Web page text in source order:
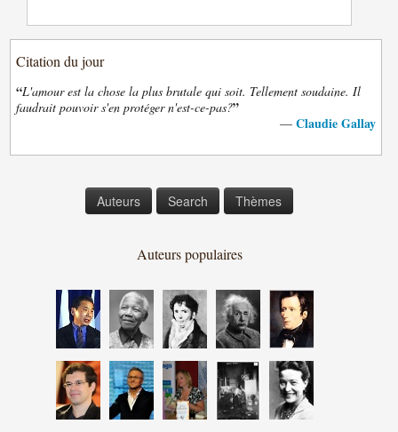
Citation du jour
“L'amour est la chose la plus brutale qui soit. Tellement soudaine. Il
faudrait pouvoir s'en protéger n'est-ce-pas?”
— Claudie Gallay
Auteurs Search Thèmes
Auteurs populaires